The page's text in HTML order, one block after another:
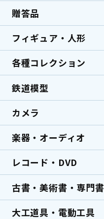
エメラルド
金製品
シルバー
ルイヴィトン
バーバリー
グッチ
贈答品
フィギュア・人形
フィギュア・人形
ブライス人形
テディベア
各種コレクション
各種コレクション
古銭／コイン／硬貨
金貨／銀貨
中国切手買取
パイプ
鉄道模型
鉄道模型
ミニカー
鉄道部品・サボ（行先
板）
カメラ
カメラ
デジタルカメラ
レンズ
楽器・オーディオ
楽器・オーディオ
ミキサー
ターンテーブル・レコー
ドプレーヤー
レコード・DVD
古書・美術書・専門書
大工道具・電動工具